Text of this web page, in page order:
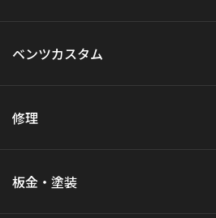
ベンツカスタム
修理
板金・塗装